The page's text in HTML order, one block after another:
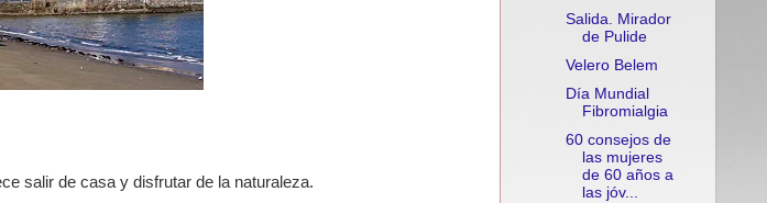
salir de casa y disfrutar de la naturaleza.
Salida. Mirador
de Pulide
Velero Belem
Día Mundial
Fibromialgia
60 consejos de
las mujeres
de 60 años a
las jóv...